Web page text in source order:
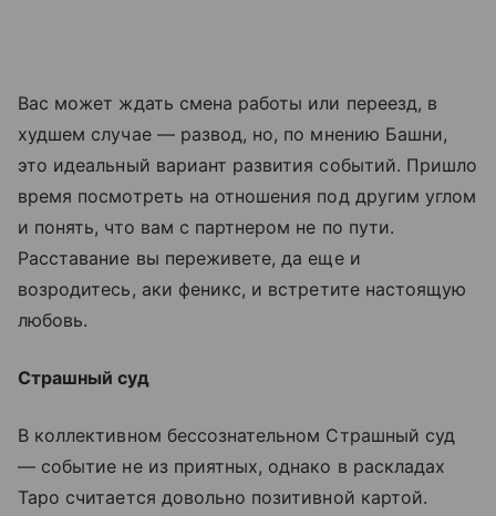
Вас может ждать смена работы или переезд, в
худшем случае — развод, но, по мнению Башни,
это идеальный вариант развития событий. Пришло
время посмотреть на отношения под другим углом
и понять, что вам с партнером не по пути.
Расставание вы переживете, да еще и
возродитесь, аки феникс, и встретите настоящую
любовь.
Страшный суд
В коллективном бессознательном Страшный суд
— событие не из приятных, однако в раскладах
Таро считается довольно позитивной картой.